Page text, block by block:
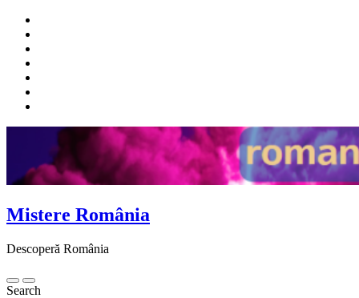
Skip
content
Mistere România
Descoperă România
Search